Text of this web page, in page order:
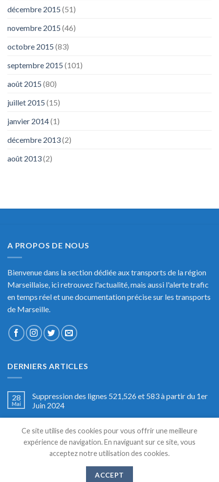
décembre 2015 (51)
novembre 2015 (46)
octobre 2015 (83)
septembre 2015 (101)
août 2015 (80)
juillet 2015 (15)
janvier 2014(1)
décembre 2013(2)
août 2013(2)
A PROPOS DE NOUS
Bienvenue dans la section dédiée aux transports de la région
Marseillaise, ici retrouvez l'actualité, mais aussi l'alerte trafic
en temps réel et une documentation précise sur les transports
de Marseille.
DERNIERS ARTICLES
28
Mai
Suppression des lignes 521,526 et 583 à partir du 1er
Juin 2024
Gare de l’Estaque : Vers un abandon des services
publics ?
Travaux de modernisation de la ligne Marseille –
Gardanne – Aix En Provence
Ce site utilise des cookies pour vous offrir une meilleure
expérience de navigation. En naviguant sur ce site, vous
acceptez notre utilisation des cookies.
ACCEPT